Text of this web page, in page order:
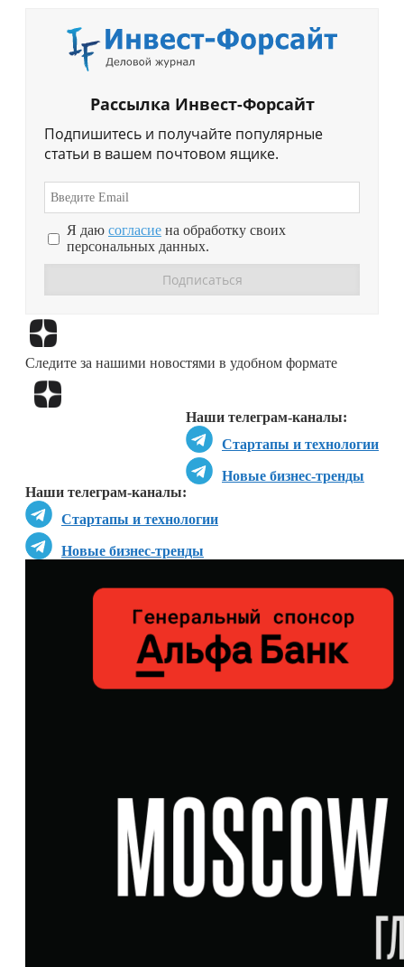
Рассылка Инвест-Форсайт
Подпишитесь и получайте популярные
статьи в вашем почтовом ящике.
Я даю согласие на обработку своих
персональных данных.
Следите за нашими новостями в удобном формате
Наши телеграм-каналы:
Стартапы и технологии
Новые бизнес-тренды
Наши телеграм-каналы:
Стартапы и технологии
Новые бизнес-тренды